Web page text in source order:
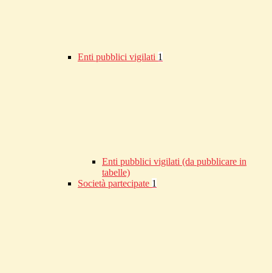
Enti pubblici vigilati 1
Enti pubblici vigilati (da pubblicare in
tabelle)
Società partecipate 1